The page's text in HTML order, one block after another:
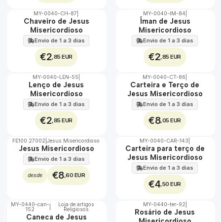
🇵🇹
100%
MY-0040-CH-87
Chaveiro de Jesus
Misericordioso
Envio de 1 a 3 dias
€2 ,85 EUR
100%
MY-0040-IM-84
Íman de Jesus
Misericordioso
Envio de 1 a 3 dias
€2 ,85 EUR
🇵🇹
100%
MY-0040-LEN-55
Lenço de Jesus
Misericordioso
Envio de 1 a 3 dias
€2 ,85 EUR
🇵🇹
100%
MY-0040-CT-86
Carteira e Terço de
Jesus Misericordioso
Envio de 1 a 3 dias
€8,05 EUR
FE100.27002 |Jesus Misericordioso
Jesus Misericordioso
Envio de 1 a 3 dias
desde €8,60 EUR
🇵🇹
100%
MY-0040-CAR-143
Carteira para terço de
Jesus Misericordioso
Envio de 1 a 3 dias
€4 ,50 EUR
🇵🇹
100%
MY-0440-can-
152
Loja de artigos
Religiosos
Caneca de Jesus
🇵🇹
100%
MY-0440-ter-92
Rosário de Jesus